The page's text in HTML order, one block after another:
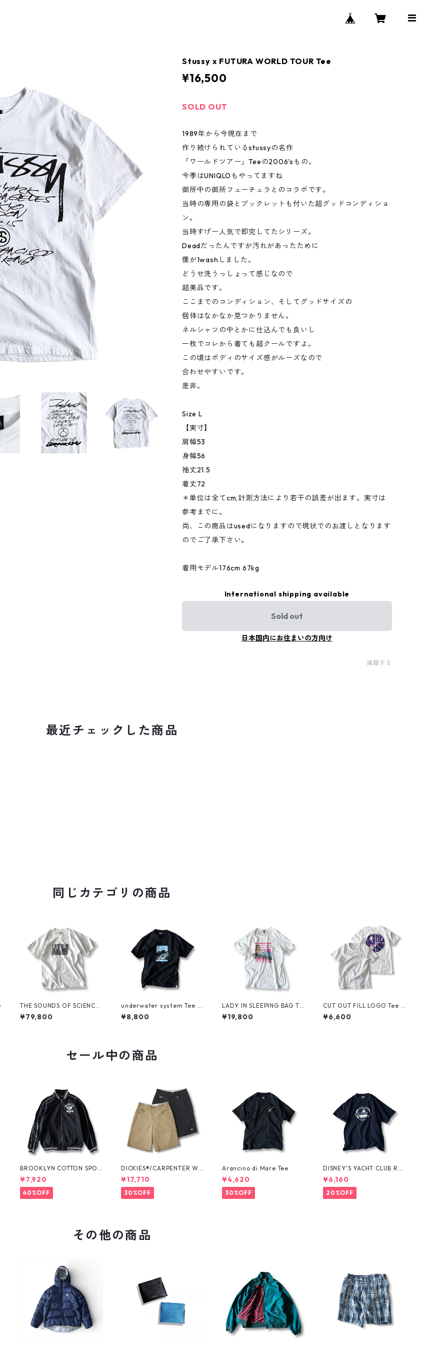
Stussy x FUTURA WORLD TOUR Tee
¥16,500
SOLD OUT
1989年から今現在まで
作り続けられているstussyの名作
「ワールドツアー」Teeの2006'sもの。
今季はUNIQLOもやってますね
御所中の御所フューチュラとのコラボです。
当時の専用の袋とブックレットも付いた超グッドコンディショ
ン。
当時すげー人気で即完してたシリーズ。
Deadだったんですが汚れがあったために
僕が1washしました。
どうせ洗うっしょって感じなので
超美品です。
ここまでのコンディション、そしてグッドサイズの
個体はなかなか見つかりません。
ネルシャツの中とかに仕込んでも良いし
一枚でコレから着ても超クールですよ。
この頃はボディのサイズ感がルーズなので
合わせやすいです。
是非。
Size L
【実寸】
肩幅53
身幅56
袖丈21.5
着丈72
＊単位は全てcm,計測方法により若干の誤差が出ます。実寸は
参考までに。
尚、この商品はusedになりますので現状でのお渡しとなります
のでご了承下さい。
着用モデル176cm 67kg
International shipping available
Sold out
日本国内にお住まいの方向け
通報する
最近チェックした商品
同じカテゴリの商品
THE SOUNDS OF SCIENCE
for Grand Royal Tee by BE
ASTIE BOYS
¥79,800
underwater system Tee b
y SARCASTIC
¥8,800
LADY IN SLEEPING BAG Te
e by THE NORTH FACE
¥19,800
CUT OUT FILL LOGO Tee b
y Polar Skate Co.
¥6,600
セール中の商品
BROOKLYN COTTON SPOR
T JKT by Polo Ralph Laure
n
¥7,920
40%OFF
DICKIES®/CARPENTER WI
DE SHORTS -SEDAN ALL-P
URPOSE-
¥17,710
30%OFF
Arancino di Mare Tee
¥4,620
30%OFF
DISNEY'S YACHT CLUB RES
ORT Tee
¥6,160
20%OFF
その他の商品